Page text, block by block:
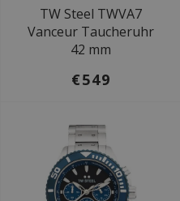
TW Steel TWVA7
Vanceur Taucheruhr
42 mm
€549